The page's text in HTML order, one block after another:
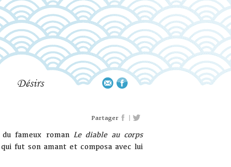
Désirs
Partager |
fameux roman Le diable au corps
fut son amant et composa avec lui